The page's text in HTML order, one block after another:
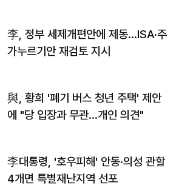
李, 정부 세제개편안에 제동…ISA·주
가누르기안 재검토 지시
與, 황희 '폐기 버스 청년 주택' 제안
에 "당 입장과 무관…개인 의견"
李대통령, '호우피해' 안동·의성 관할
4개면 특별재난지역 선포